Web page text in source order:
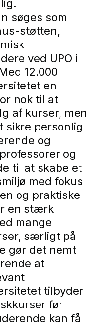
søges som
støtten,
ved UPO i
12.000
en
nok til at
af kurser, men
sikre personlig
og
og
til at skabe et
med fokus
og praktiske
en stærk
mange
særligt på
gør det nemt
at
tilbyder
før
kan få